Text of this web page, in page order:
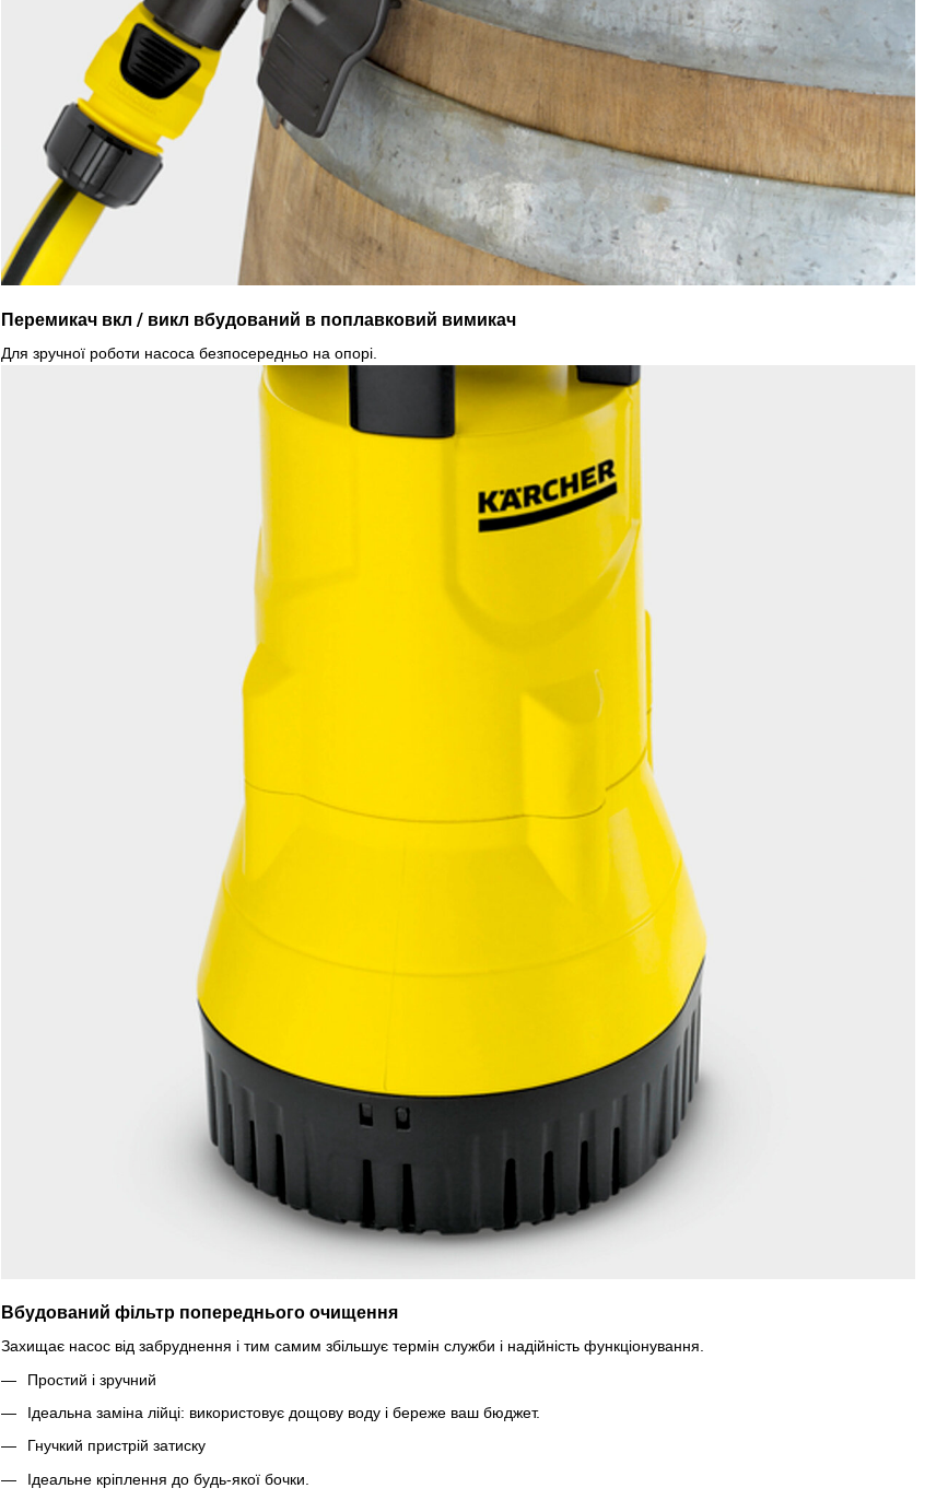
Перемикач вкл / викл вбудований в поплавковий вимикач
Для зручної роботи насоса безпосередньо на опорі.
Вбудований фільтр попереднього очищення
Захищає насос від забруднення і тим самим збільшує термін служби і надійність функціонування.
Простий і зручний
Ідеальна заміна лійці: використовує дощову воду і береже ваш бюджет.
Гнучкий пристрій затиску
Ідеальне кріплення до будь-якої бочки.